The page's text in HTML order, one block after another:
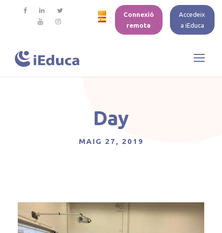
Connexió
remota
Accedeix
a iEduca
Day
MAIG 27, 2019